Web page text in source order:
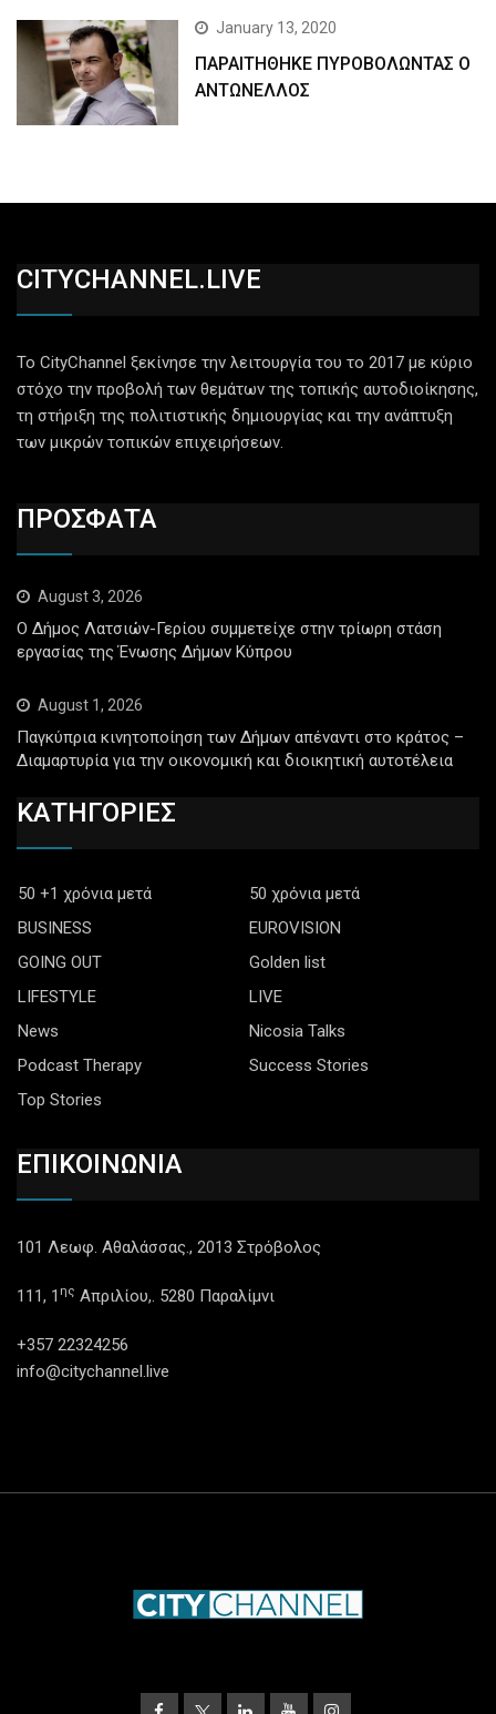
January 13, 2020
ΠΑΡΑΙΤΗΘΗΚΕ ΠΥΡΟΒΟΛΩΝΤΑΣ Ο
ΑΝΤΩΝΕΛΛΟΣ
CITYCHANNEL.LIVE
Το CityChannel ξεκίνησε την λειτουργία του το 2017 με κύριο
στόχο την προβολή των θεμάτων της τοπικής αυτοδιοίκησης,
τη στήριξη της πολιτιστικής δημιουργίας και την ανάπτυξη
των μικρών τοπικών επιχειρήσεων.
ΠΡΟΣΦΑΤΑ
August 3, 2026
Ο Δήμος Λατσιών-Γερίου συμμετείχε στην τρίωρη στάση
εργασίας της Ένωσης Δήμων Κύπρου
August 1, 2026
Παγκύπρια κινητοποίηση των Δήμων απέναντι στο κράτος –
Διαμαρτυρία για την οικονομική και διοικητική αυτοτέλεια
ΚΑΤΗΓΟΡΙΕΣ
50 +1 χρόνια μετά
50 χρόνια μετά
BUSINESS
EUROVISION
GOING OUT
Golden list
LIFESTYLE
LIVE
News
Nicosia Talks
Podcast Therapy
Success Stories
Top Stories
ΕΠΙΚΟΙΝΩΝΙΑ
101 Λεωφ. Αθαλάσσας., 2013 Στρόβολος
111, 1 ης Απριλίου,. 5280 Παραλίμνι
+357 22324256
info@citychannel.live